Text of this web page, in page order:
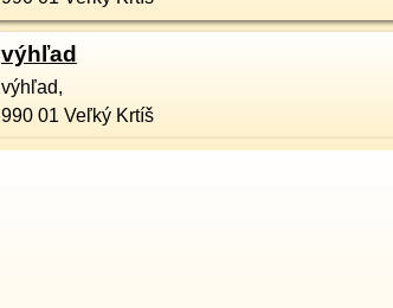
výhľad
výhľad,
990 01 Veľký Krtíš